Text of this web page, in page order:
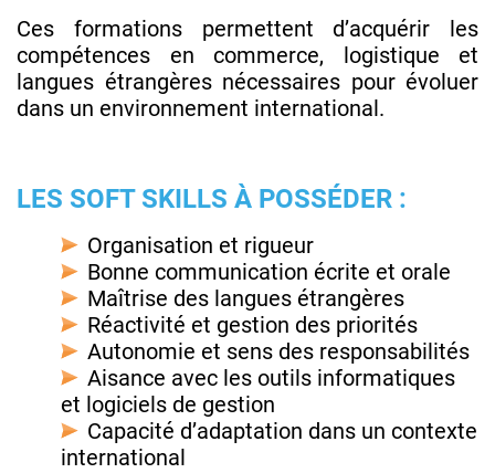
Ces formations permettent d’acquérir les
compétences en commerce, logistique et
langues étrangères nécessaires pour évoluer
dans un environnement international.
LES SOFT SKILLS À POSSÉDER :
Organisation et rigueur
Bonne communication écrite et orale
Maîtrise des langues étrangères
Réactivité et gestion des priorités
Autonomie et sens des responsabilités
Aisance avec les outils informatiques
et logiciels de gestion
Capacité d’adaptation dans un contexte
international